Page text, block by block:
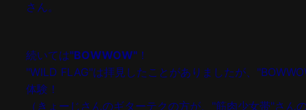
さん。
続いては"BOWWOW" ！
"WILD FLAG"は拝見したことがありましたが、
体験！
（きょーじさんのギターテクの方が、"筋肉少女帯"さん